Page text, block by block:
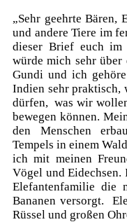
„Sehr geehrte Bären,
und andere Tiere im
dieser Brief euch im
würde mich sehr
Gundi und ich
Indien sehr praktisch,
dürfen, was wir
bewegen können.
den Menschen
Tempels in einem
ich mit meinen
Vögel und Eidechsen.
Elefantenfamilie die
Bananen versorgt.
Rüssel und großen